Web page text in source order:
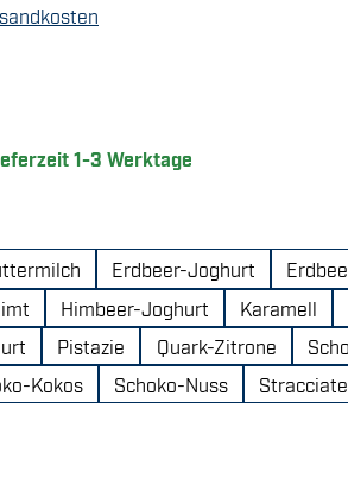
1-3 Werktage
Erdbeer-Joghurt
Himbeer-Joghurt Karamell
Pistazie Quark-Zitrone
Kokos
Schoko-Nuss